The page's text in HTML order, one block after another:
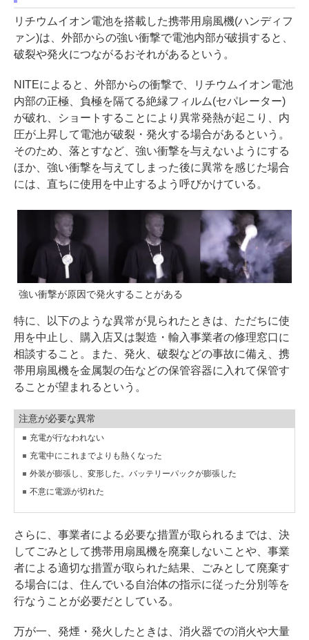
リチウムイオン電池を搭載した携帯用扇風機(ハンディフ
ァン)は、外部からの強い衝撃で電池内部が破損すると、
破裂や発火につながるおそれがあるという。
NITEによると、外部からの衝撃で、リチウムイオン電池
内部の正極、負極を隔てる絶縁フィルム(セパレーター)
が破れ、ショートすることにより異常発熱が起こり、内
圧が上昇して電池が破裂・発火する場合があるという。
そのため、落とすなど、強い衝撃を与えないようにする
ほか、強い衝撃を与えてしまった後に異常を感じた場合
には、直ちに使用を中止するよう呼びかけている。
強い衝撃が原因で発火することがある
特に、以下のような異常が見られたときは、ただちに使
用を中止し、購入店又は製造・輸入事業者の修理窓口に
相談すること。また、発火、破裂などの事故に備え、携
帯用扇風機を金属製の缶などの保管容器に入れて保管す
ることが望まれるという。
注意が必要な異常
充電が行なわれない
充電中にこれまでよりも熱くなった
外装が膨張し、変形した。バッテリーパックが膨張した
不意に電源が切れた
さらに、事業者による必要な措置が取られるまでは、決
してごみとして携帯用扇風機を廃棄しないことや、事業
者による適切な措置が取られた結果、ごみとして廃棄す
る場合には、住んでいる自治体の指示に従った分別等を
行なうことが必要だとしている。
万が一、発煙・発火したときは、消火器での消火や大量